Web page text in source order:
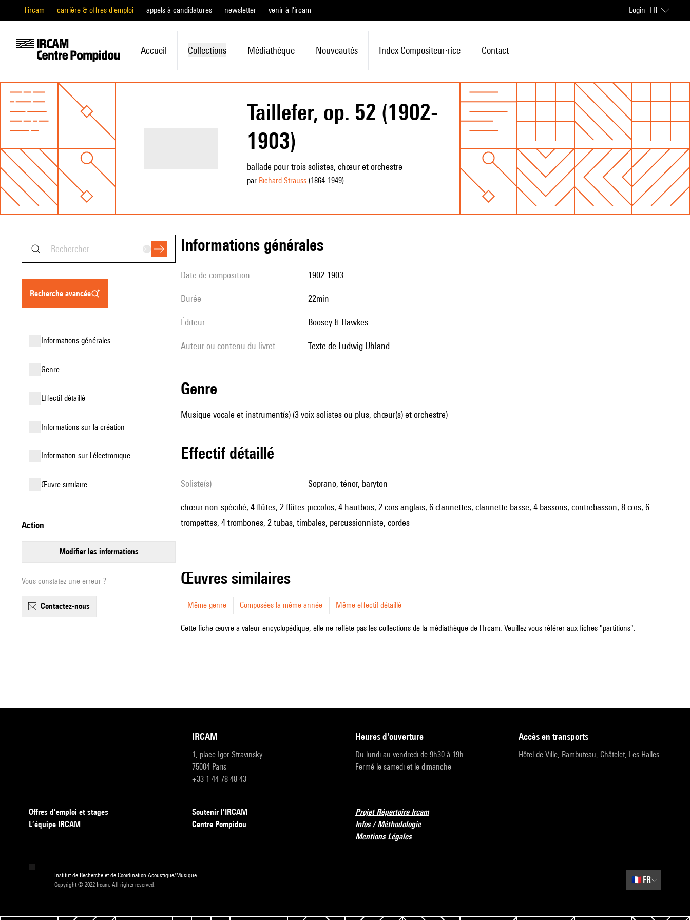
l'ircam carrière & offres d'emploi appels à candidatures newsletter venir à l'ircam Login FR
Accueil Collections Médiathèque Nouveautés Index Compositeur·rice Contact
Taillefer, op. 52 (1902-
1903)
ballade pour trois solistes, chœur et orchestre
par Richard Strauss(1864-1949)
recherche avancée
informations générales
genre
effectif détaillé
informations sur la création
Information sur l'électronique
œuvre similaire
action
modifier les informations
Vous constatez une erreur ?
contactez-nous
informations générales
date de composition 1902-1903
durée 22min
éditeur Boosey & Hawkes
Auteur ou contenu du livret Texte de Ludwig Uhland.
genre
Musique vocale et instrument(s) (3 voix solistes ou plus, chœur(s) et orchestre)
effectif détaillé
Soliste(s) soprano, ténor, baryton
chœur non-spécifié, 4 flûtes, 2 flûtes piccolos, 4 hautbois, 2 cors anglais, 6 clarinettes, clarinette basse, 4 bassons, contrebasson, 8 cors, 6
trompettes, 4 trombones, 2 tubas, timbales, percussionniste, cordes
œuvres similaires
Même genre Composées la même année Même effectif détaillé
Cette fiche œuvre a valeur encyclopédique, elle ne reflète pas les collections de la médiathèque de l'Ircam. Veuillez vous référer aux fiches "partitions".
IRCAM
1, place Igor-Stravinsky
75004 Paris
+33 1 44 78 48 43
heures d'ouverture
Du lundi au vendredi de 9h30 à 19h
Fermé le samedi et le dimanche
accès en transports
Hôtel de Ville, Rambuteau, Châtelet, Les Halles
Offres d’emploi et stages
L’équipe IRCAM
Soutenir l’IRCAM
Centre Pompidou
Projet Répertoire Ircam
Infos / Méthodologie
Mentions Légales
Institut de Recherche et de Coordination Acoustique/Musique
Copyright © 2022 Ircam. All rights reserved.
🇫🇷 FR